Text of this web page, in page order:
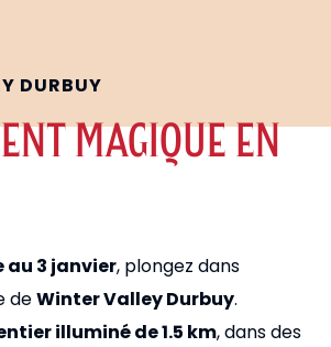
DURBUY
MAGIQUE EN
au 3 janvier, plongez dans
deWinter Valley Durbuy.
illuminé de 1.5 km, dans des